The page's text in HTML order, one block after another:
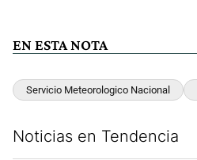
EN ESTA NOTA
Servicio Meteorologico Nacional
Noticias en Tendencia